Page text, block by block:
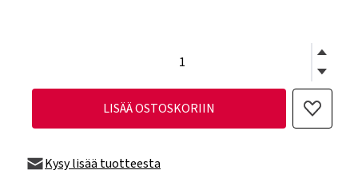
LISÄÄ OSTOSKORIIN
Kysy lisää tuotteesta